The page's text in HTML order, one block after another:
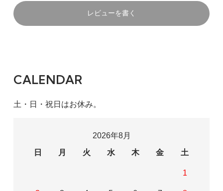
レビューを書く
CALENDAR
土・日・祝日はお休み。
2026年8月
日
月 火 水 木 金 土
1